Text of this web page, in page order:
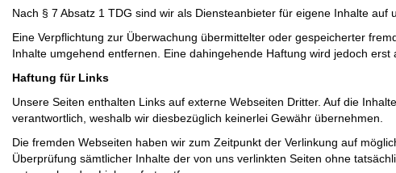
Nach § 7 Absatz 1 TDG sind wir als Diensteanbieter für eigene Inhalte
Eine Verpflichtung zur Überwachung übermittelter oder gespeicherter
Inhalte umgehend entfernen. Eine dahingehende Haftung wird jedoch
Haftung für Links
Unsere Seiten enthalten Links auf externe Webseiten Dritter. Auf die
verantwortlich, weshalb wir diesbezüglich keinerlei Gewähr übernehmen.
Die fremden Webseiten haben wir zum Zeitpunkt der Verlinkung auf
Überprüfung sämtlicher Inhalte der von uns verlinkten Seiten ohne